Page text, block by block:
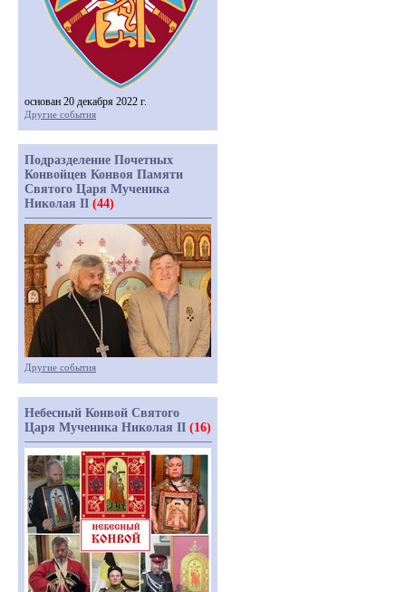
основан 20 декабря 2022 г.
Другие события
Подразделение Почетных
Конвойцев Конвоя Памяти
Святого Царя Мученика
Николая II (44)
Другие события
Небесный Конвой Святого
Царя Мученика Николая II (16)